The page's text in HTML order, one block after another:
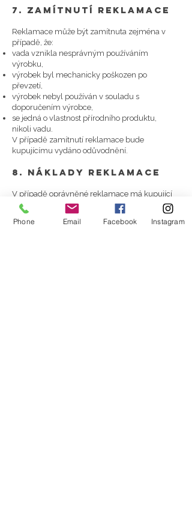
7. Zamítnutí reklamace
Reklamace může být zamítnuta zejména v
případě, že:
vada vznikla nesprávným používáním
výrobku,
výrobek byl mechanicky poškozen po
převzetí,
výrobek nebyl používán v souladu s
doporučením výrobce,
se jedná o vlastnost přírodního produktu,
nikoli vadu.
V případě zamítnutí reklamace bude
kupujícímu vydáno odůvodnění.
8. Náklady reklamace
V případě oprávněné reklamace má kupující
právo na náhradu účelně vynaložených
nákladů spojených s uplatněním reklamace.
V případě neoprávněné reklamace nese
Phone Email Facebook Instagram